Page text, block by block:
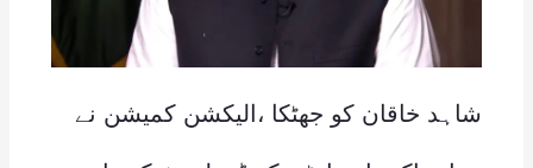
شاہد خاقان کو جھٹکا ،الیکشن کمیشن نے